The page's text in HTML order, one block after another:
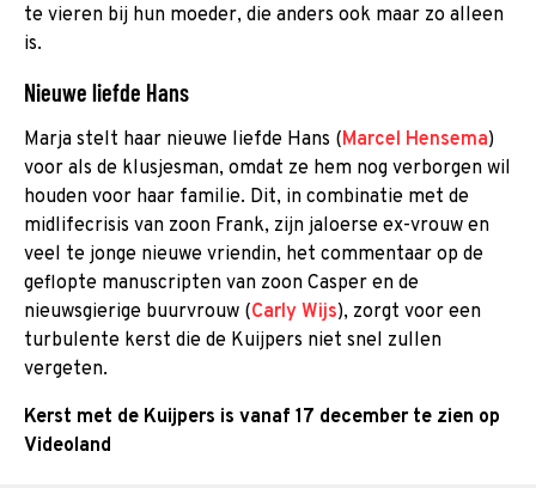
te vieren bij hun moeder, die anders ook maar zo alleen
is.
Nieuwe liefde Hans
Marja stelt haar nieuwe liefde Hans (Marcel Hensema)
voor als de klusjesman, omdat ze hem nog verborgen wil
houden voor haar familie. Dit, in combinatie met de
midlifecrisis van zoon Frank, zijn jaloerse ex-vrouw en
veel te jonge nieuwe vriendin, het commentaar op de
geflopte manuscripten van zoon Casper en de
nieuwsgierige buurvrouw (Carly Wijs), zorgt voor een
turbulente kerst die de Kuijpers niet snel zullen
vergeten.
Kerst met de Kuijpers is vanaf 17 december te zien op
Videoland